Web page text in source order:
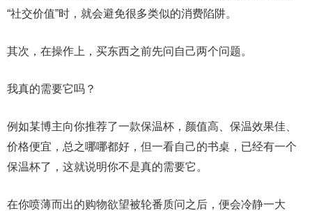
“社交价值”时，就会避免很多类似的消费陷阱。
其次，在操作上，买东西之前先问自己两个问题。
我真的需要它吗？
例如某博主向你推荐了一款保温杯，颜值高、保温效果佳、
价格便宜，总之哪哪都好，但一看自己的书桌，已经有一个
保温杯了，这就说明你不是真的需要它。
在你喷薄而出的购物欲望被轮番质问之后，便会冷静一大